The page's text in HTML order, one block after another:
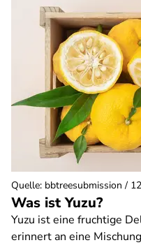
Was ist Yuzu?
Yuzu ist eine fruchtige
erinnert an eine
Quelle: bbtreesubmission /